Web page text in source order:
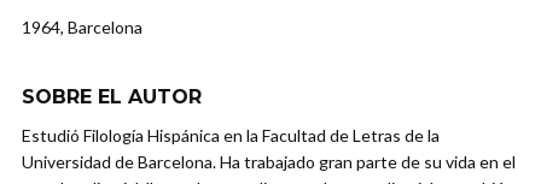
1964, Barcelona
SOBRE EL AUTOR
Estudió Filología Hispánica en la Facultad de Letras de la
Universidad de Barcelona. Ha trabajado gran parte de su vida en el